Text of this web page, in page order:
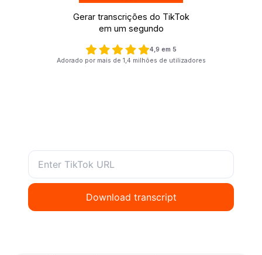
Gerar transcrições do TikTok
em um segundo
4,9 em 5
Adorado por mais de 1,4 milhões de utilizadores